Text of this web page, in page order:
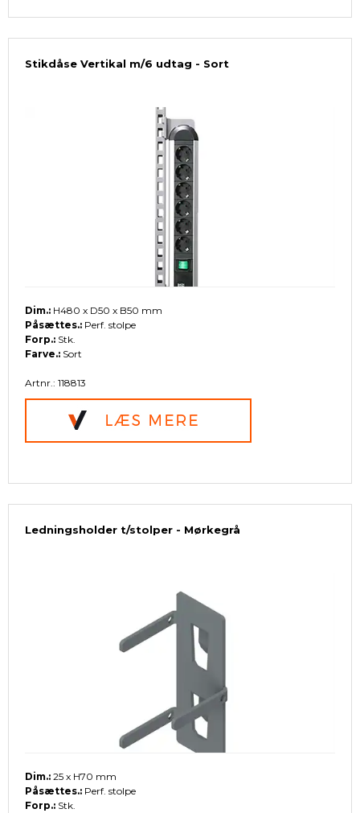
Stikdåse Vertikal m/6 udtag - Sort
Dim.: H480 x D50 x B50 mm
Påsættes.: Perf. stolpe
Forp.: Stk.
Farve.: Sort
Artnr.: 118813
Ledningsholder t/stolper - Mørkegrå
Dim.: 25 x H70 mm
Påsættes.: Perf. stolpe
Forp.: Stk.